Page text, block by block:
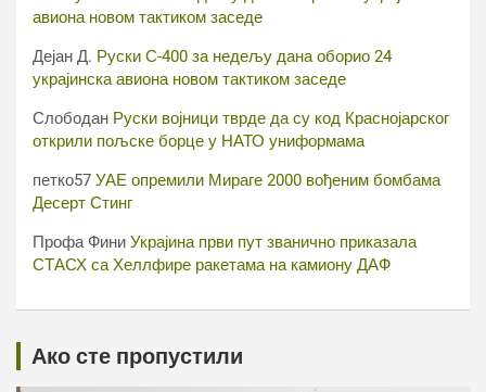
авиона новом тактиком заседе
Дејан Д. Руски С-400 за недељу дана оборио 24
украјинска авиона новом тактиком заседе
Слободан Руски војници тврде да су код Краснојарског
открили пољске борце у НАТО униформама
петко57 УАЕ опремили Мираге 2000 вођеним бомбама
Десерт Стинг
Профа Фини Украјина први пут званично приказала
СТАСХ са Хеллфире ракетама на камиону ДАФ
Ако сте пропустили